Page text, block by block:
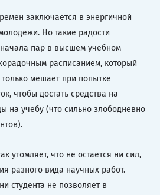
заключается в энергичной
Но такие радости
пар в высшем учебном
расписанием, который
мешает при попытке
чтобы достать средства на
на учебу (что сильно злободневно
утомляет, что не остается ни сил,
разного вида научных работ.
студента не позволяет в